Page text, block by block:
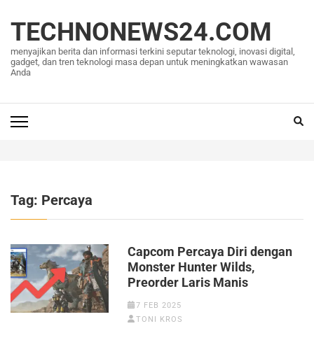
konten
(Tekan
Enter)
TECHNONEWS24.COM
menyajikan berita dan informasi terkini seputar teknologi, inovasi digital,
gadget, dan tren teknologi masa depan untuk meningkatkan wawasan
Anda
Tag: Percaya
Capcom Percaya Diri dengan
Monster Hunter Wilds,
Preorder Laris Manis
7 FEB 2025
TONI KROS